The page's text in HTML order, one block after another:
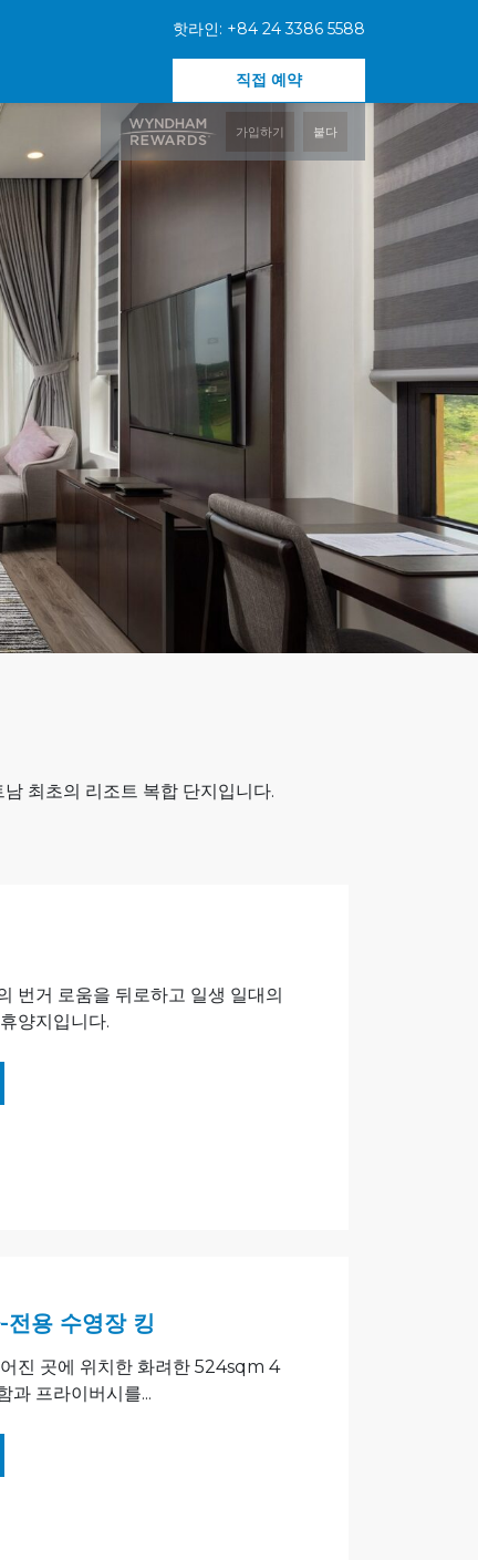
핫라인: +84 24 3386 5588
직접 예약
가입하기 붙다
최초의 리조트 복합 단지입니다.
번거 로움을 뒤로하고 일생 일대의
양지입니다.
용 수영장 킹
진 곳에 위치한 화려한 524sqm 4
과 프라이버시를...